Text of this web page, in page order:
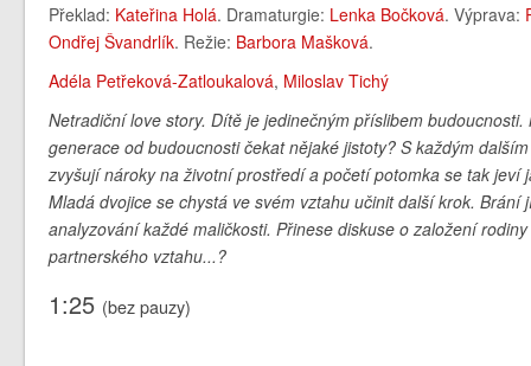
Překlad: Kateřina Holá. Dramaturgie: Lenka Bočková. Výprava:
Ondřej Švandrlík. Režie: Barbora Mašková.
Adéla Petřeková-Zatloukalová, Miloslav Tichý
Netradiční love story. Dítě je jedinečným příslibem
generace od budoucnosti čekat nějaké jistoty? S každým
zvyšují nároky na životní prostředí a početí potomka se tak jeví
Mladá dvojice se chystá ve svém vztahu učinit další krok. Brání
analyzování každé maličkosti. Přinese diskuse o založení
partnerského vztahu...?
1:25 (bez pauzy)